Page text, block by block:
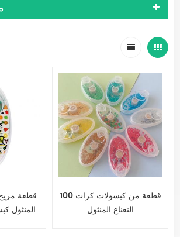
المنثول
100 قطعة من كبسولات كرات
النعناع المنثول